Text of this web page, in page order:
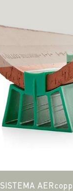
SISTEMA